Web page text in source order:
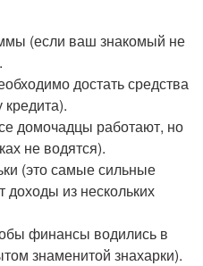
(если ваш знакомый не
достать средства
домочадцы работают, но
не водятся).
(это самые сильные
доходы из нескольких
финансы водились в
знаменитой знахарки).